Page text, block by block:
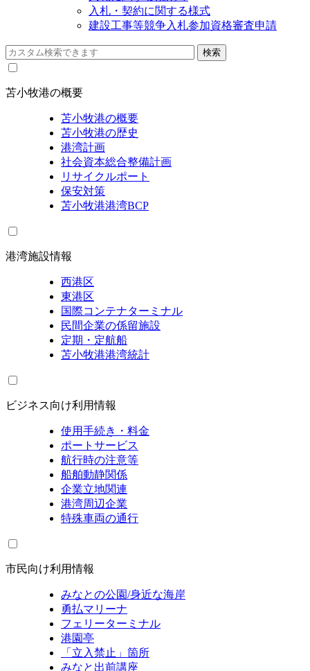
入札・契約に関する様式
建設工事等競争入札参加資格審査申請
苫小牧港の概要
苫小牧港の概要
苫小牧港の歴史
港湾計画
社会資本総合整備計画
リサイクルポート
保安対策
苫小牧港港湾BCP
港湾施設情報
西港区
東港区
国際コンテナターミナル
民間企業の係留施設
定期・定航船
苫小牧港港湾統計
ビジネス向け利用情報
使用手続き・料金
ポートサービス
航行時の注意等
船舶動静関係
企業立地関連
港湾周辺企業
特殊車両の通行
市民向け利用情報
みなとの公園/身近な海岸
勇払マリーナ
フェリーターミナル
港園亭
「立入禁止」箇所
みなと出前講座